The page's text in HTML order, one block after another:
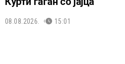
08.08.2026. 15:01